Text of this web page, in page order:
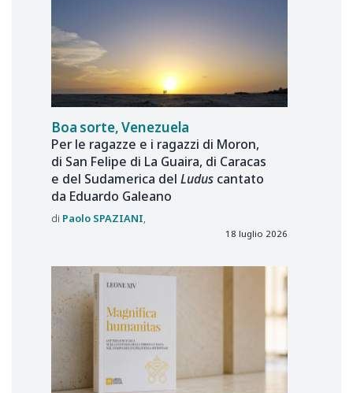
Boa sorte, Venezuela
Per le ragazze e i ragazzi di Moron,
di San Felipe di La Guaira, di Caracas
e del Sudamerica del Ludus cantato
da Eduardo Galeano
Paolo SPAZIANI
18 luglio 2026